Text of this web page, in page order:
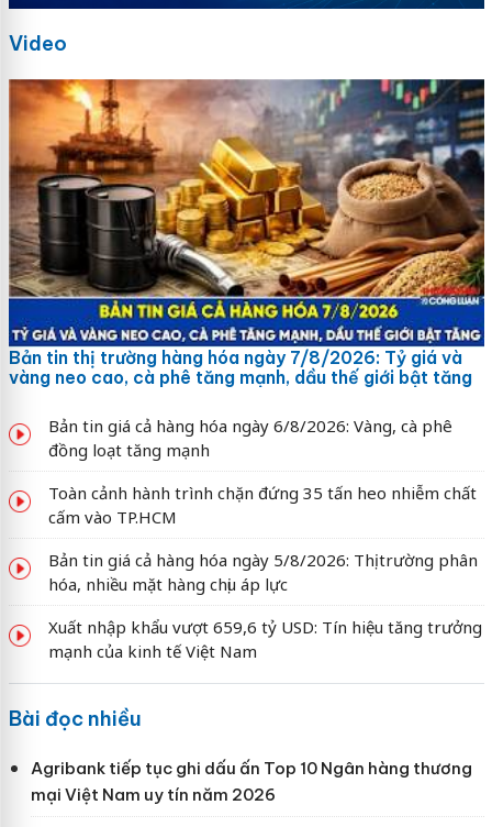
Video
Bản tin thị trường hàng hóa ngày 7/8/2026: Tỷ giá và
vàng neo cao, cà phê tăng mạnh, dầu thế giới bật tăng
Bản tin giá cả hàng hóa ngày 6/8/2026: Vàng, cà phê
đồng loạt tăng mạnh
Toàn cảnh hành trình chặn đứng 35 tấn heo nhiễm chất
cấm vào TP.HCM
Bản tin giá cả hàng hóa ngày 5/8/2026: Thị trường phân
hóa, nhiều mặt hàng chịu áp lực
Xuất nhập khẩu vượt 659,6 tỷ USD: Tín hiệu tăng trưởng
mạnh của kinh tế Việt Nam
Bài đọc nhiều
Agribank tiếp tục ghi dấu ấn Top 10 Ngân hàng thương
mại Việt Nam uy tín năm 2026